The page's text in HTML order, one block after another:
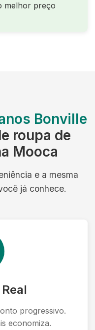
melhor preço
Bonville
roupa de
Mooca
e a mesma
já conhece.
progressivo.
economiza.